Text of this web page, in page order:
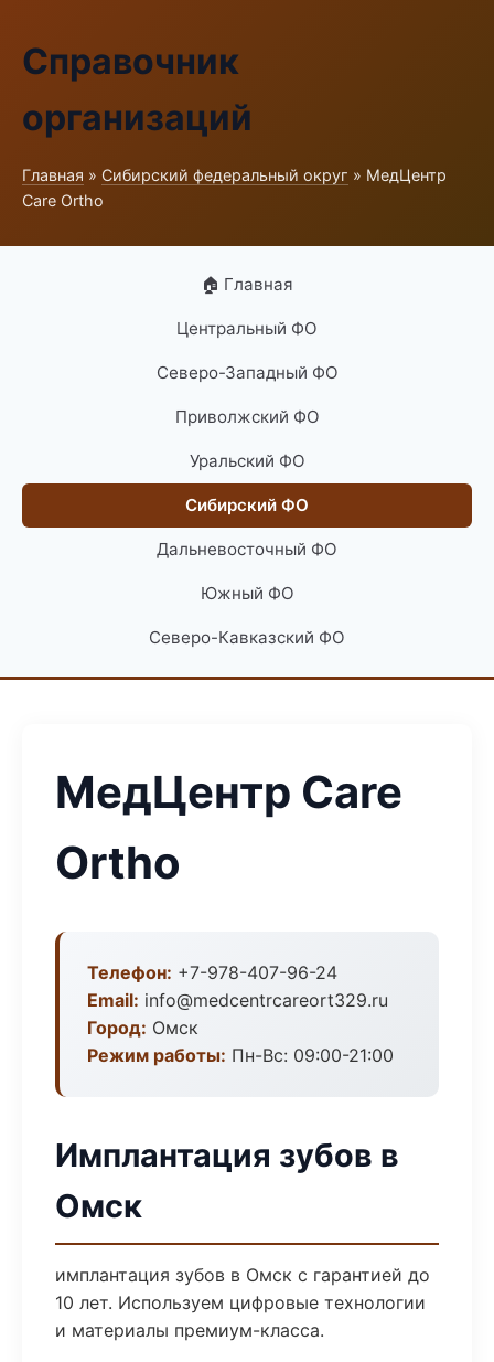
Справочник
организаций
Главная » Сибирский федеральный округ » МедЦентр
Care Ortho
🏠 Главная
Центральный ФО
Северо-Западный ФО
Приволжский ФО
Уральский ФО
Сибирский ФО
Дальневосточный ФО
Южный ФО
Северо-Кавказский ФО
МедЦентр Care
Ortho
Телефон: +7-978-407-96-24
Email: info@medcentrcareort329.ru
Город: Омск
Режим работы: Пн-Вс: 09:00-21:00
Имплантация зубов в
Омск
имплантация зубов в Омск с гарантией до
10 лет. Используем цифровые технологии
и материалы премиум-класса.